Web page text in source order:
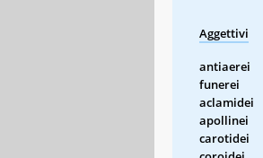
Aggettivi
antiaerei
funerei
aclamidei
apollinei
carotidei